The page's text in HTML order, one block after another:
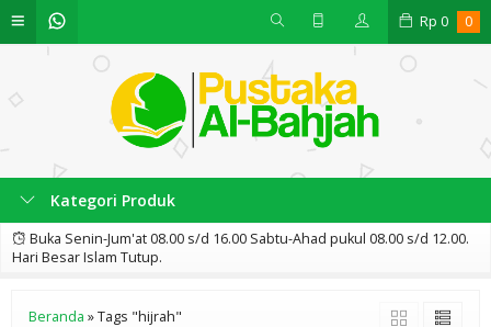
Rp 0 0
Kategori Produk
Buka Senin-Jum'at 08.00 s/d 16.00 Sabtu-Ahad pukul 08.00 s/d 12.00.
Hari Besar Islam Tutup.
Beranda »Tags "hijrah"